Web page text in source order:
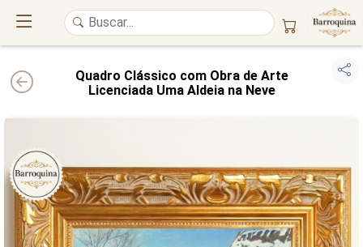
UM ATELIÊ 100% FINE ART
Quadro Clássico com Obra de Arte
Licenciada Uma Aldeia na Neve